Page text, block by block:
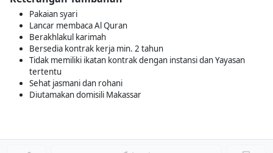
Pakaian syari
Lancar membaca Al Quran
Berakhlakul karimah
Bersedia kontrak kerja min. 2 tahun
Tidak memiliki ikatan kontrak dengan instansi dan Yayasan
tertentu
Sehat jasmani dan rohani
Diutamakan domisili Makassar